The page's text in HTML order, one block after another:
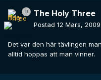
The Holy Three
Postad 12 Mars, 2009
Det var den här tävlingen
alltid hoppas att man vinner.